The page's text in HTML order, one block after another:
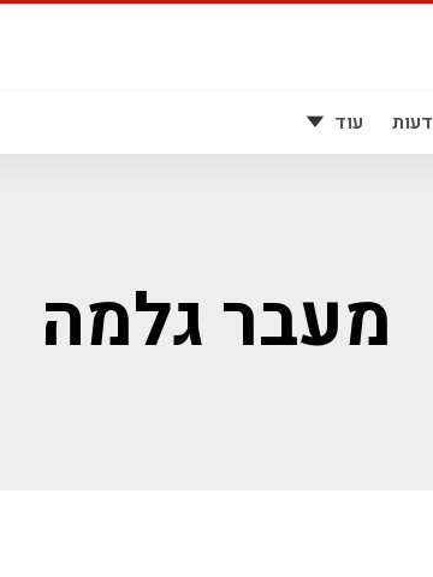
דעות עוד
מעבר גלמה